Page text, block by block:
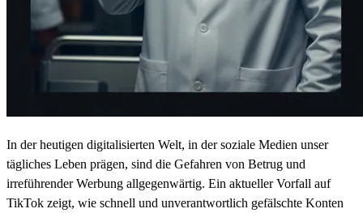
In der heutigen digitalisierten Welt, in der soziale Medien unser
tägliches Leben prägen, sind die Gefahren von Betrug und
irreführender Werbung allgegenwärtig. Ein aktueller Vorfall auf
TikTok zeigt, wie schnell und unverantwortlich gefälschte Konten